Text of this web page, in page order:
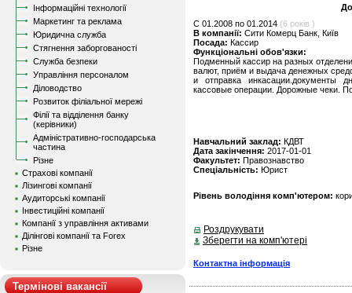
Інформаційні технології
Маркетинг та реклама
Юридична служба
Стягнення заборгованості
Служба безпеки
Управління персоналом
Діловодство
Розвиток філіальної мережі
Філії та відділення банку
(керівники)
Адміністративно-господарська
частина
Різне
Страхові компанії
Лізингові компанії
Аудиторські компанії
Інвестиційні компанії
Компанії з управління активами
Ділінгові компанії та Forex
Різне
Термінові вакансії
C 01.2008 по 01.2014 (6 років )
В компанії: Сити Комерц Банк, Київ
Посада: Кассир
Функціональні обов'язки:
Подменный кассир на разных
валют, приём и выдача денежных
и отправка инкасации.документы
кассовые операции. Дорожные чеки.
Навчальний заклад: КДВТ
Дата закінчення: 2017-01-01
Факультет: Правознавство
Спеціальність: Юрист
Рівень володіння комп'ютером:
Роздрукувати
Зберегти на комп'ютері
Контактна інформація